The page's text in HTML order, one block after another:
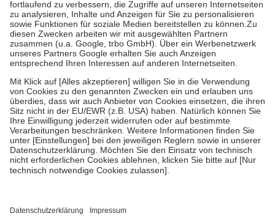
Diese Regeln gelten grundsätzlich auch für Online-Apotheken.
Bei Heilmitteln und häuslicher Krankenpflege beträgt die
Zuzahlung zehn Prozent der Kosten sowie zehn Euro je
Verordnung.
Um das Engagement der Versicherten für ihre eigene Gesundheit zu
stärken und die besondere Stellung der Familie zu unterstützen,
fallenkeine Zuzahlungenan bei:
• Kindern und Jugendlichen bis zum vollendeten 18. Lebensjahr
mit Ausnahme der Fahrkosten
• Untersuchungen zur Vorsorge und Früherkennung, die von der
GKV getragen werden
• empfohlenen Schutzimpfungen
• Harn- und Blutteststreifen
getroffen, um sicherzustellen, dass es sich um echte Bewertungen